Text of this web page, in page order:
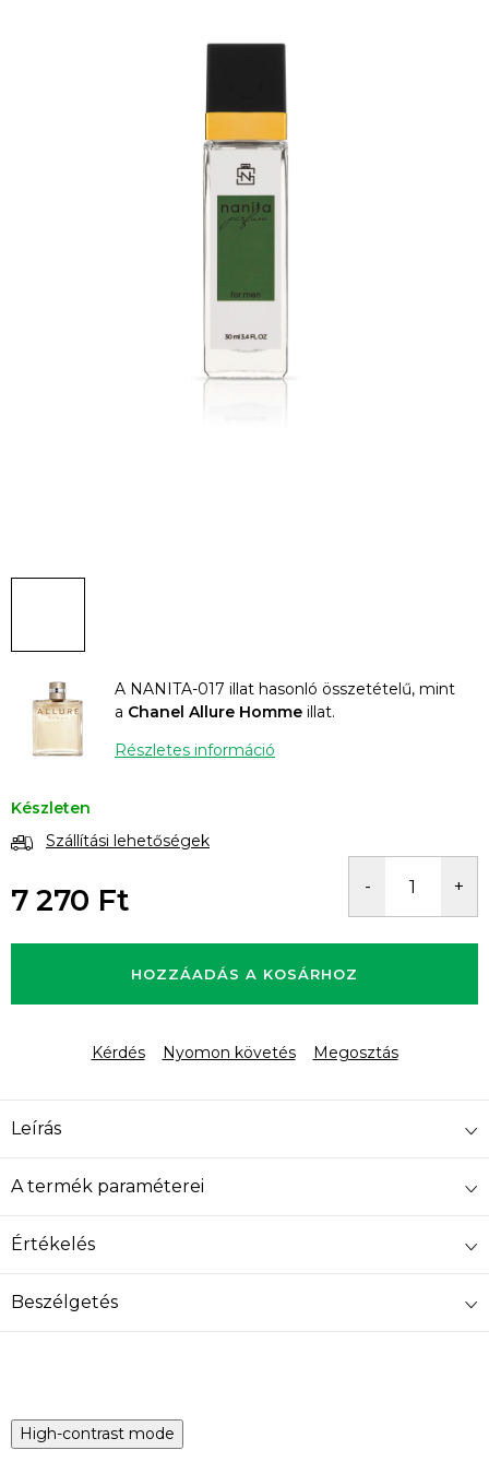
A NANITA-017 illat hasonló összetételű, mint
a Chanel Allure Homme illat.
Részletes információ
Készleten
Szállítási lehetőségek
7 270 Ft
HOZZÁADÁS A KOSÁRHOZ
Kérdés Nyomon követés Megosztás
Leírás
A termék paraméterei
Értékelés
Beszélgetés
High-contrast mode